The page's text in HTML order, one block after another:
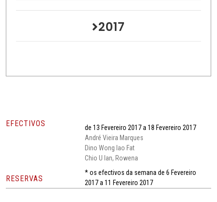
2017
EFECTIVOS
de 13 Fevereiro 2017 a 18 Fevereiro 2017
André Vieira Marques
Dino Wong Iao Fat
Chio U Ian, Rowena
RESERVAS
* os efectivos da semana de 6 Fevereiro
2017 a 11 Fevereiro 2017